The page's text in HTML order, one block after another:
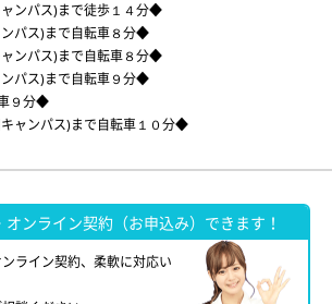
ンパス)まで徒歩１４分◆
パス)まで自転車８分◆
ンパス)まで自転車８分◆
パス)まで自転車９分◆
９分◆
ャンパス)まで自転車１０分◆
ンライン契約（お申込み）できます！
ライン契約、柔軟に対応い